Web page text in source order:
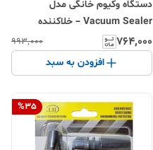
دستگاه وکیوم خانگی مدل
Vacuum Sealer – خلاکننده
خودکار مواد غذایی با توان ۹۰ وات
۷۶۴٬۰۰۰ ۹۹۳٬۰۰۰
افزودن به سبد
%35